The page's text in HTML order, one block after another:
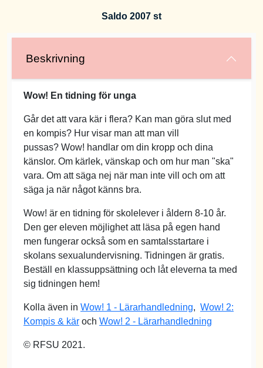
Saldo 2007 st
Beskrivning
Wow! En tidning för unga
Går det att vara kär i flera? Kan man göra slut med
en kompis? Hur visar man att man vill
pussas? Wow! handlar om din kropp och dina
känslor. Om kärlek, vänskap och om hur man "ska"
vara. Om att säga nej när man inte vill och om att
säga ja när något känns bra.
Wow! är en tidning för skolelever i åldern 8-10 år.
Den ger eleven möjlighet att läsa på egen hand
men fungerar också som en samtalsstartare i
skolans sexualundervisning. Tidningen är gratis.
Beställ en klassuppsättning och låt eleverna ta med
sig tidningen hem!
Kolla även in Wow! 1 - Lärarhandledning, Wow! 2:
Kompis & kär och Wow! 2 - Lärarhandledning
© RFSU 2021.